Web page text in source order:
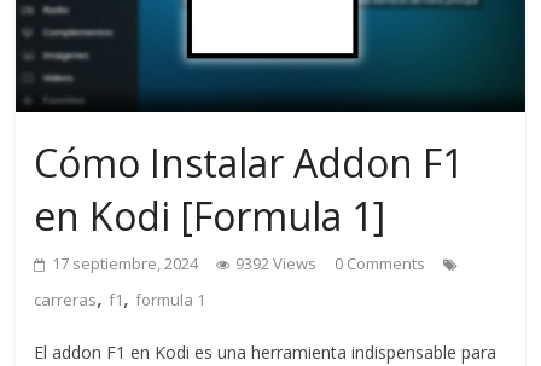
Cómo Instalar Addon F1
en Kodi [Formula 1]
17 septiembre, 2024 9392 Views
0 Comments
carreras,f1,formula 1
El addon F1 en Kodi es una herramienta indispensable para